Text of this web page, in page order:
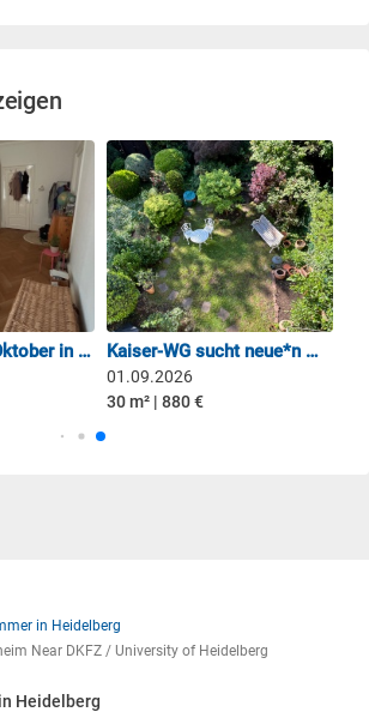
Zimmer frei ab Oktober in 3er WG Kaiser-WG sucht neue*n Mitbewohner*in für Altbauzimmer in Haus mit Garten in der Weststadt
01.09.2026
30 m² | 880 €
in Heidelberg
Near DKFZ / University of Heidelberg
Heidelberg